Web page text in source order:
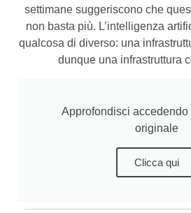
settimane suggeriscono che
non basta più. L’intelligenza
qualcosa di diverso: una
dunque una infrastruttura
Approfondisci accedendo
originale
Clicca qui